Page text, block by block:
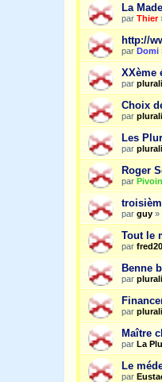
La
par Thier
http://
par Domi
XXème
par
Choix
par
Les
par
Roger
par
par guy »
Tout le
par
Benne
par
par
Maître
par La
Le
par